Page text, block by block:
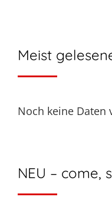
Meist
Noch keine Daten
NEU – come,